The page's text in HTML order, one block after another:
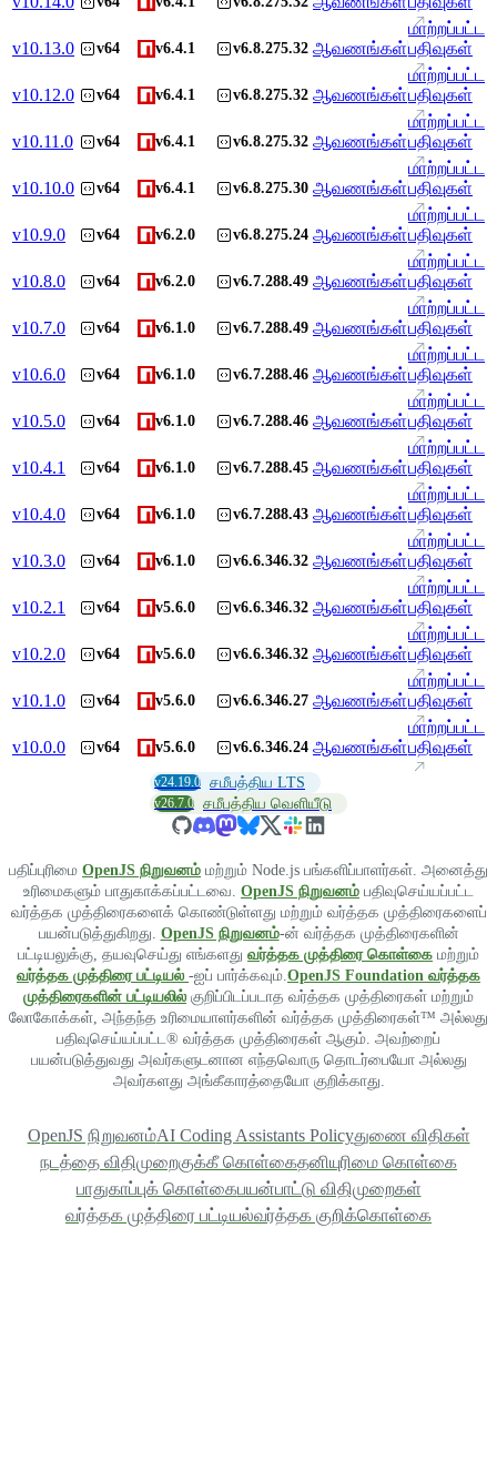
v10.13.0 v64 v6.4.1 v6.8.275.32 ஆவணங்கள்
மாற்றப்பட்ட
பதிவுகள்
v10.12.0 v64 v6.4.1 v6.8.275.32 ஆவணங்கள்
மாற்றப்பட்ட
பதிவுகள்
v10.11.0 v64 v6.4.1 v6.8.275.32 ஆவணங்கள்
மாற்றப்பட்ட
பதிவுகள்
v10.10.0 v64 v6.4.1 v6.8.275.30 ஆவணங்கள்
மாற்றப்பட்ட
பதிவுகள்
v10.9.0 v64 v6.2.0 v6.8.275.24 ஆவணங்கள்
மாற்றப்பட்ட
பதிவுகள்
v10.8.0 v64 v6.2.0 v6.7.288.49 ஆவணங்கள்
மாற்றப்பட்ட
பதிவுகள்
v10.7.0 v64 v6.1.0 v6.7.288.49 ஆவணங்கள்
மாற்றப்பட்ட
பதிவுகள்
v10.6.0 v64 v6.1.0 v6.7.288.46 ஆவணங்கள்
மாற்றப்பட்ட
பதிவுகள்
v10.5.0 v64 v6.1.0 v6.7.288.46 ஆவணங்கள்
மாற்றப்பட்ட
பதிவுகள்
v10.4.1 v64 v6.1.0 v6.7.288.45 ஆவணங்கள்
மாற்றப்பட்ட
பதிவுகள்
v10.4.0 v64 v6.1.0 v6.7.288.43 ஆவணங்கள்
மாற்றப்பட்ட
பதிவுகள்
v10.3.0 v64 v6.1.0 v6.6.346.32 ஆவணங்கள்
மாற்றப்பட்ட
பதிவுகள்
v10.2.1 v64 v5.6.0 v6.6.346.32 ஆவணங்கள்
மாற்றப்பட்ட
பதிவுகள்
v10.2.0 v64 v5.6.0 v6.6.346.32 ஆவணங்கள்
மாற்றப்பட்ட
பதிவுகள்
v10.1.0 v64 v5.6.0 v6.6.346.27 ஆவணங்கள்
மாற்றப்பட்ட
பதிவுகள்
v10.0.0 v64 v5.6.0 v6.6.346.24 ஆவணங்கள்
மாற்றப்பட்ட
பதிவுகள்
v24.19.0 சமீபத்திய LTS
v26.7.0 சமீபத்திய வெளியீடு
பதிப்புரிமை OpenJS நிறுவனம் மற்றும் Node.js பங்களிப்பாளர்கள். அனைத்து
உரிமைகளும் பாதுகாக்கப்பட்டவை. OpenJS நிறுவனம் பதிவுசெய்யப்பட்ட
வர்த்தக முத்திரைகளைக் கொண்டுள்ளது மற்றும் வர்த்தக முத்திரைகளைப்
பயன்படுத்துகிறது. OpenJS நிறுவனம்-ன் வர்த்தக முத்திரைகளின்
பட்டியலுக்கு, தயவுசெய்து எங்களது வர்த்தக முத்திரை கொள்கை மற்றும்
வர்த்தக முத்திரை பட்டியல் -ஐப் பார்க்கவும். OpenJS Foundation வர்த்தக
முத்திரைகளின் பட்டியலில் குறிப்பிடப்படாத வர்த்தக முத்திரைகள் மற்றும்
லோகோக்கள், அந்தந்த உரிமையாளர்களின் வர்த்தக முத்திரைகள்™ அல்லது
பதிவுசெய்யப்பட்ட® வர்த்தக முத்திரைகள் ஆகும். அவற்றைப்
பயன்படுத்துவது அவர்களுடனான எந்தவொரு தொடர்பையோ அல்லது
அவர்களது அங்கீகாரத்தையோ குறிக்காது.
OpenJS நிறுவனம்AI Coding Assistants Policyதுணை விதிகள்
நடத்தை விதிமுறைகுக்கீ கொள்கைதனியுரிமை கொள்கை
பாதுகாப்புக் கொள்கைபயன்பாட்டு விதிமுறைகள்
வர்த்தக முத்திரை பட்டியல்வர்த்தக குறிக்கொள்கை